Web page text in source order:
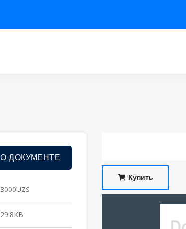
ДОКУМЕНТЕ
Купить